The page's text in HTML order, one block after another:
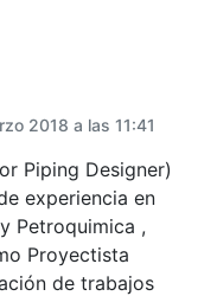
2018 a las 11:41
Piping Designer)
experiencia en
Petroquimica ,
Proyectista
de trabajos